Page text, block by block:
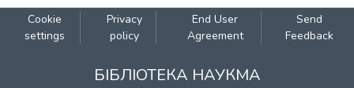
Cookie
settings
Privacy
policy
End User
Agreement
Send
Feedback
БІБЛІОТЕКА НАУКМА